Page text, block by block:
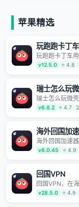
等主流网站应
有上百万用户
苹果精选
玩跑跑卡丁
玩跑跑卡丁车
步 1100万海外
Android iOS
锁加速腾讯视
也能畅快追剧!
v12.5.0 ⭐ 4.8
瑞士怎么玩
瑞士怎么玩微
速中转节点 无
达视频音乐
不泄露 阻止第
v6.8.2 ⭐ 4.7
海外回国加
海外回国加速
区版权限制/网
哩哔哩专用回
7*24小时服务。
v8.0.45 ⭐ 4.9
回国VPN
回国VPN，在
限制/网络IP屏
专用回国VPN,
v28.5.0 ⭐ 4.9